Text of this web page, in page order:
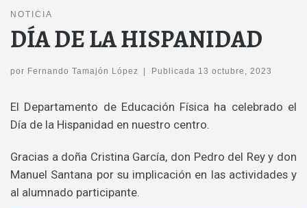
NOTICIA
DÍA DE LA HISPANIDAD
por Fernando Tamajón López Publicada 13 octubre, 2023
El Departamento de Educación Física ha celebrado el
Día de la Hispanidad en nuestro centro.
Gracias a doña Cristina García, don Pedro del Rey y don
Manuel Santana por su implicación en las actividades y
al alumnado participante.